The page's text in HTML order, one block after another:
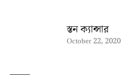
স্তন ক্যান্সার
October 22, 2020